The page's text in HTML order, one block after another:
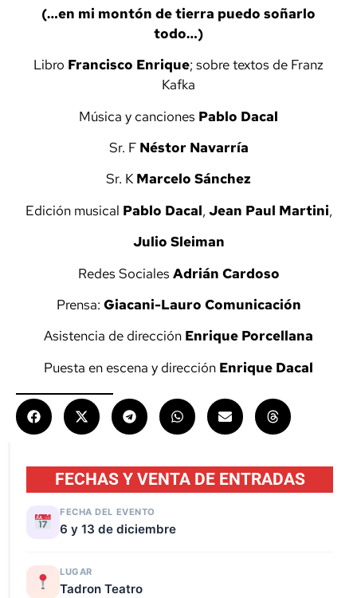
(…en mi montón de tierra puedo soñarlo
todo…)
Libro Francisco Enrique; sobre textos de Franz
Kafka
Música y canciones Pablo Dacal
Sr. F Néstor Navarría
Sr. K Marcelo Sánchez
Edición musical Pablo Dacal, Jean Paul Martini,
Julio Sleiman
Redes Sociales Adrián Cardoso
Prensa: Giacani-Lauro Comunicación
Asistencia de dirección Enrique Porcellana
Puesta en escena y dirección Enrique Dacal
FECHAS Y VENTA DE ENTRADAS
FECHA DEL EVENTO
6 y 13 de diciembre
LUGAR
Tadron Teatro